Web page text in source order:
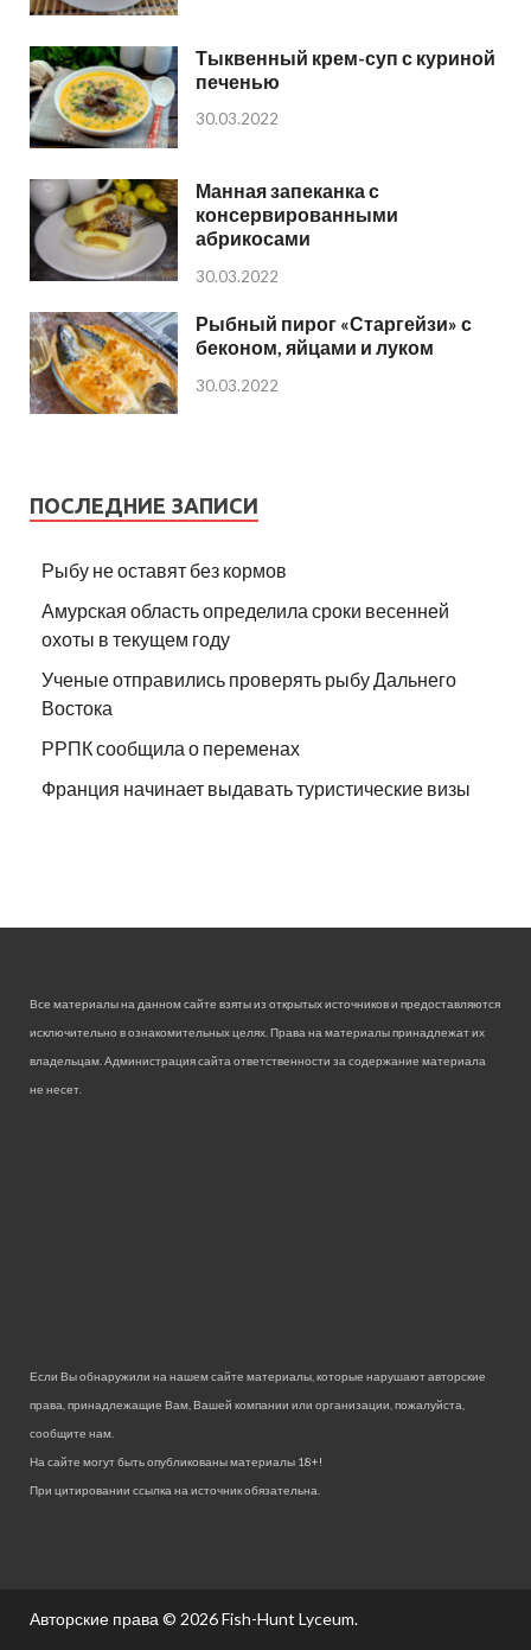
Тыквенный крем-суп с куриной
печенью
30.03.2022
Манная запеканка с
консервированными
абрикосами
30.03.2022
Рыбный пирог «Старгейзи» с
беконом, яйцами и луком
30.03.2022
ПОСЛЕДНИЕ ЗАПИСИ
Рыбу не оставят без кормов
Амурская область определила сроки весенней
охоты в текущем году
Ученые отправились проверять рыбу Дальнего
Востока
РРПК сообщила о переменах
Франция начинает выдавать туристические визы
Все материалы на данном сайте взяты из открытых источников и предоставляются
исключительно в ознакомительных целях. Права на материалы принадлежат их
владельцам. Администрация сайта ответственности за содержание материала
не несет.
Если Вы обнаружили на нашем сайте материалы, которые нарушают авторские
права, принадлежащие Вам, Вашей компании или организации, пожалуйста,
сообщите нам.
На сайте могут быть опубликованы материалы 18+!
При цитировании ссылка на источник обязательна.
Авторские права © 2026Fish-Hunt Lyceum.